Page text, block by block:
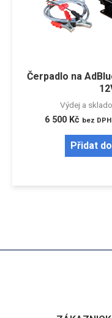
Čerpadlo na
Výdej a
6 500 Kč bez
Přidat